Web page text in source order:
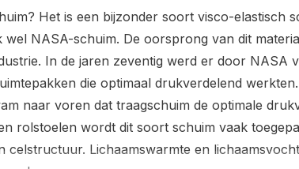
Het is een bijzonder soort visco-elastisch
wel NASA-schuim. De oorsprong van dit
In de jaren zeventig werd er door NASA
die optimaal drukverdelend
naar voren dat traagschuim de optimale
rolstoelen wordt dit soort schuim vaak
celstructuur. Lichaamswarmte en